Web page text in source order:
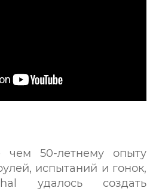
чем 50-летнему опыту
испытаний и гонок,
удалось создать